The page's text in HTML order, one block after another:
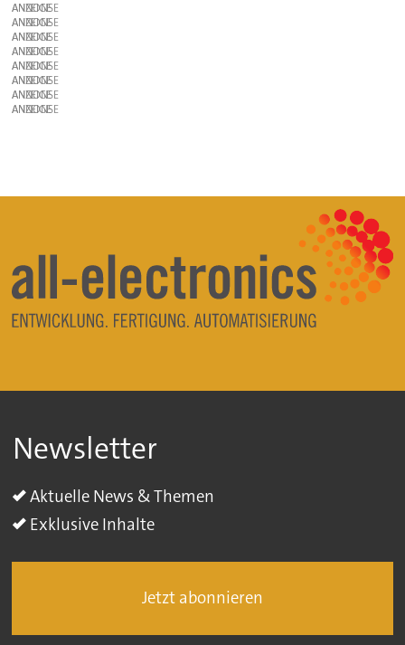
ANZEIGE
ANZEIGE
ANZEIGE
ANZEIGE
ANZEIGE
ANZEIGE
ANZEIGE
ANZEIGE
Newsletter
Aktuelle News & Themen
Exklusive Inhalte
Jetzt abonnieren